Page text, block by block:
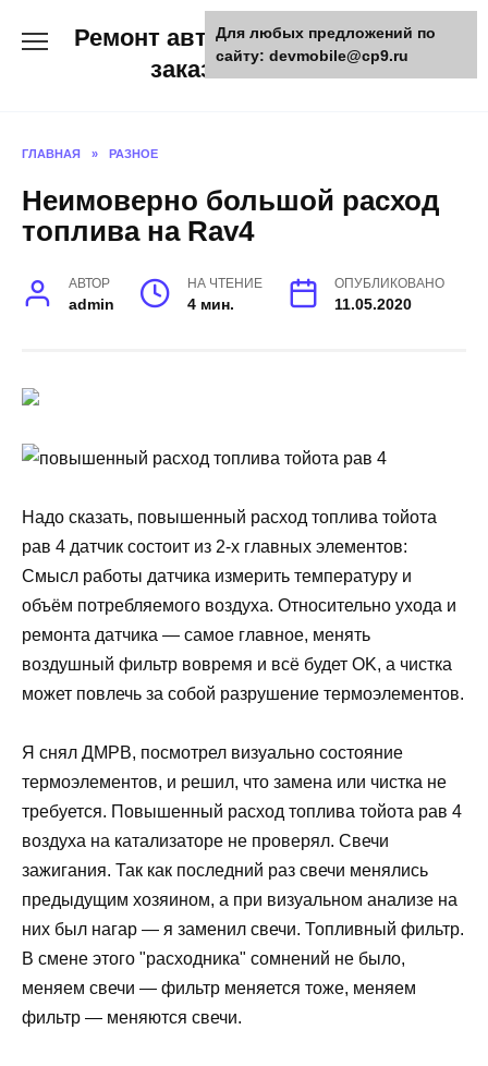
Ремонт авто и мото техники,
заказ запчастей
ГЛАВНАЯ » РАЗНОЕ
Неимоверно большой расход
топлива на Rav4
АВТОР
admin
НА ЧТЕНИЕ
4 мин.
ОПУБЛИКОВАНО
11.05.2020
Надо сказать, повышенный расход топлива тойота
рав 4 датчик состоит из 2-х главных элементов:
Смысл работы датчика измерить температуру и
объём потребляемого воздуха. Относительно ухода и
ремонта датчика — самое главное, менять
воздушный фильтр вовремя и всё будет OK, а чистка
может повлечь за собой разрушение термоэлементов.
Я снял ДМРВ, посмотрел визуально состояние
термоэлементов, и решил, что замена или чистка не
требуется. Повышенный расход топлива тойота рав 4
воздуха на катализаторе не проверял. Свечи
зажигания. Так как последний раз свечи менялись
предыдущим хозяином, а при визуальном анализе на
них был нагар — я заменил свечи. Топливный фильтр.
В смене этого "расходника" сомнений не было,
меняем свечи — фильтр меняется тоже, меняем
фильтр — меняются свечи.
Для любых предложений по
сайту: devmobile@cp9.ru